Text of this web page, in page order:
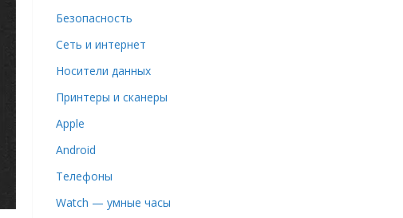
Безопасность
Сеть и интернет
Носители данных
Принтеры и сканеры
Apple
Android
Телефоны
Watch — умные часы